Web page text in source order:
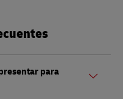
para